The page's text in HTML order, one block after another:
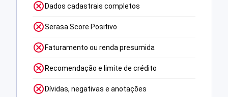
Dados cadastrais completos
Serasa Score Positivo
Faturamento ou renda presumida
Recomendação e limite de crédito
Dívidas, negativas e anotações